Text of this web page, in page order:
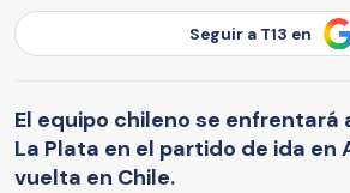
Seguir a T13 en
El equipo chileno se enfrentará
La Plata en el partido de ida en
vuelta en Chile.